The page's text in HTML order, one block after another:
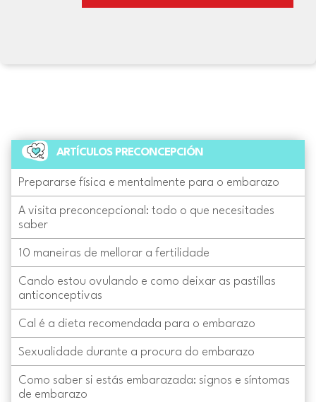
ARTÍCULOS PRECONCEPCIÓN
Prepararse física e mentalmente para o embarazo
A visita preconcepcional: todo o que necesitades
saber
10 maneiras de mellorar a fertilidade
Cando estou ovulando e como deixar as pastillas
anticonceptivas
Cal é a dieta recomendada para o embarazo
Sexualidade durante a procura do embarazo
Como saber si estás embarazada: signos e síntomas
de embarazo